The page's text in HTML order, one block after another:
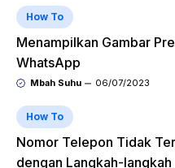
How To
Menampilkan Gambar
WhatsApp
Mbah Suhu 06/07/2023
How To
Nomor Telepon Tidak
dengan Langkah-